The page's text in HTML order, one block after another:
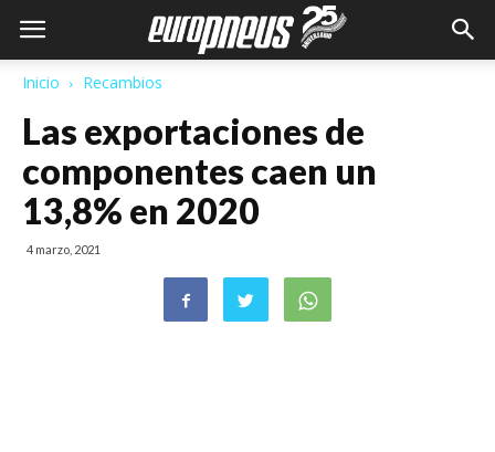
Inicio Recambios
Las exportaciones de
componentes caen un
13,8% en 2020
4 marzo, 2021